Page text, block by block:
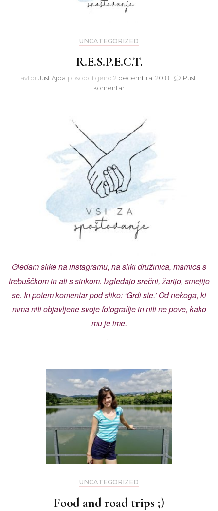
UNCATEGORIZED
R.E.S.P.E.C.T.
avtor Just Ajda posodobljeno 2 decembra, 2018
Pusti
komentarna
Gledam slike na instagramu, na sliki družinica, mamica s
trebuščkom in ati s sinkom. Izgledajo srečni, žarijo, smejijo
se. In potem komentar pod sliko: ‘Grdi ste.’ Od nekoga, ki
nima niti objavljene svoje fotografije in niti ne pove, kako
mu je ime.
…
UNCATEGORIZED
Food and road trips ;)